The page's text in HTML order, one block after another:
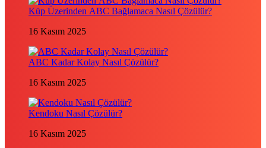
Küp Üzerinden ABC Bağlamaca Nasıl Çözülür?
16 Kasım 2025
ABC Kadar Kolay Nasıl Çözülür?
16 Kasım 2025
Kendoku Nasıl Çözülür?
16 Kasım 2025